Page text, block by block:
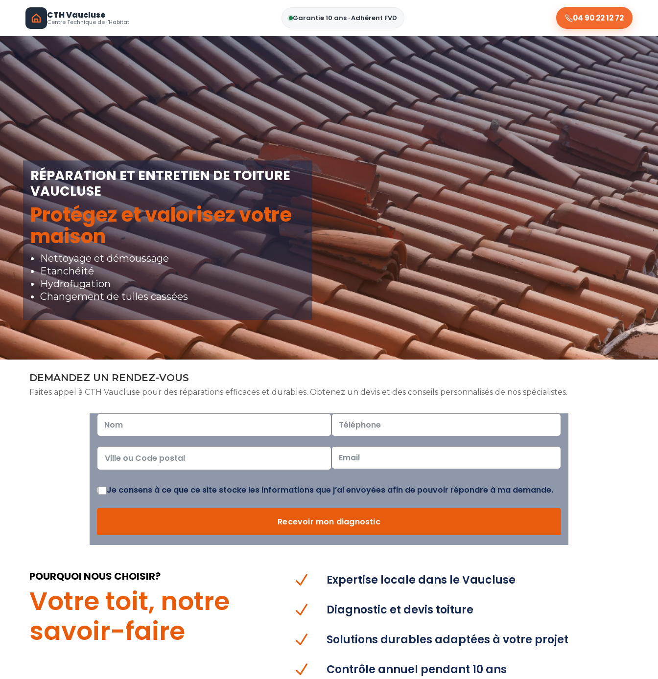
CTH Vaucluse
Centre Technique de l'Habitat Garantie 10 ans · Adhérent FVD 04 90 22 12 72
RÉPARATION ET ENTRETIEN DE TOITURE
VAUCLUSE
Protégez et valorisez votre
maison
Nettoyage et démoussage
Etanchéité
Hydrofugation
Changement de tuiles cassées
DEMANDEZ UN RENDEZ-VOUS
Faites appel à CTH Vaucluse pour des réparations efficaces et durables. Obtenez un devis et des conseils personnalisés de nos spécialistes.
Je consens à ce que ce site stocke les informations que j’ai envoyées afin de pouvoir répondre à ma demande.
Recevoir mon diagnostic
POURQUOI NOUS CHOISIR?
Votre toit, notre
savoir-faire
N Expertise locale dans le Vaucluse
N Diagnostic et devis toiture
N Solutions durables adaptées à votre projet
N Contrôle annuel pendant 10 ans